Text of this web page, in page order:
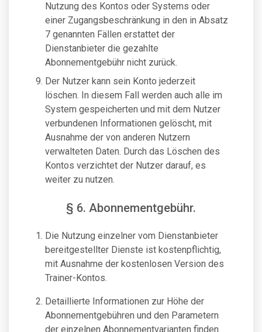
Nutzung des Kontos oder Systems oder
einer Zugangsbeschränkung in den in Absatz
7 genannten Fällen erstattet der
Dienstanbieter die gezahlte
Abonnementgebühr nicht zurück.
Der Nutzer kann sein Konto jederzeit
löschen. In diesem Fall werden auch alle im
System gespeicherten und mit dem Nutzer
verbundenen Informationen gelöscht, mit
Ausnahme der von anderen Nutzern
verwalteten Daten. Durch das Löschen des
Kontos verzichtet der Nutzer darauf, es
weiter zu nutzen.
§ 6. Abonnementgebühr.
Die Nutzung einzelner vom Dienstanbieter
bereitgestellter Dienste ist kostenpflichtig,
mit Ausnahme der kostenlosen Version des
Trainer-Kontos.
Detaillierte Informationen zur Höhe der
Abonnementgebühren und den Parametern
der einzelnen Abonnementvarianten finden